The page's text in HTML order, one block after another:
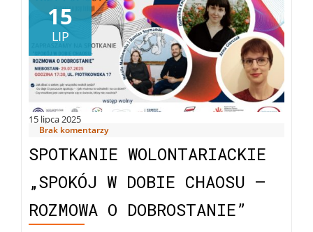
15 lipca 2025
15
LIP
Brak komentarzy
SPOTKANIE WOLONTARIACKIE
„SPOKÓJ W DOBIE CHAOSU –
ROZMOWA O DOBROSTANIE”